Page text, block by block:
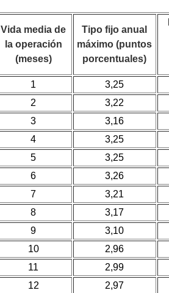
Vida media de
la operación
(meses)
Tipo fijo anual
máximo (puntos
porcentuales)
1 3,25
2
3,22
3
3,16
4
3,25
5
3,25
6
3,26
7
3,21
8
3,17
9
3,10
10
2,96
11
2,99
12
2,97